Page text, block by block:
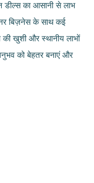
का आसानी से लाभ
बिज़नेस के साथ कई
खुशी और स्थानीय लाभों
को बेहतर बनाएं और